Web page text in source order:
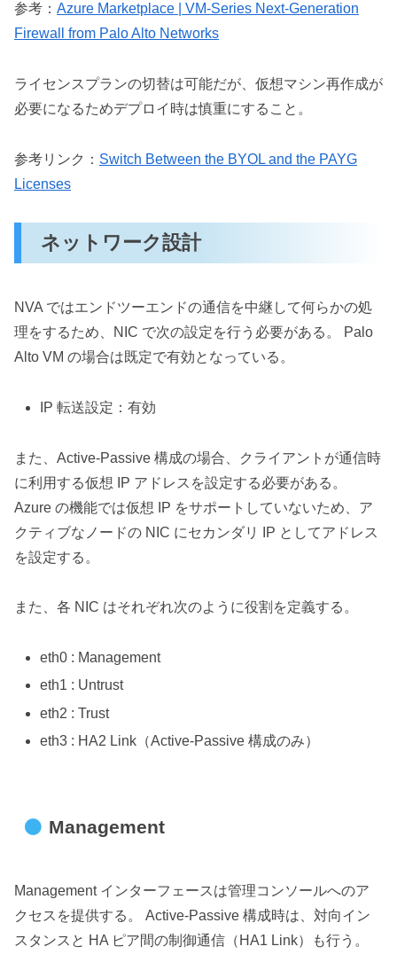
参考： Azure Marketplace | VM-Series Next-Generation
Firewall from Palo Alto Networks
ライセンスプランの切替は可能だが、仮想マシン再作成が
必要になるためデプロイ時は慎重にすること。
参考リンク： Switch Between the BYOL and the PAYG
Licenses
ネットワーク設計
NVA ではエンドツーエンドの通信を中継して何らかの処
理をするため、NIC で次の設定を行う必要がある。 Palo
Alto VM の場合は既定で有効となっている。
IP 転送設定：有効
また、Active-Passive 構成の場合、クライアントが通信時
に利用する仮想 IP アドレスを設定する必要がある。
Azure の機能では仮想 IP をサポートしていないため、ア
クティブなノードの NIC にセカンダリ IP としてアドレス
を設定する。
また、各 NIC はそれぞれ次のように役割を定義する。
eth0 : Management
eth1 : Untrust
eth2 : Trust
eth3 : HA2 Link（Active-Passive 構成のみ）
Management
Management インターフェースは管理コンソールへのア
クセスを提供する。 Active-Passive 構成時は、対向イン
スタンスと HA ピア間の制御通信（HA1 Link）も行う。